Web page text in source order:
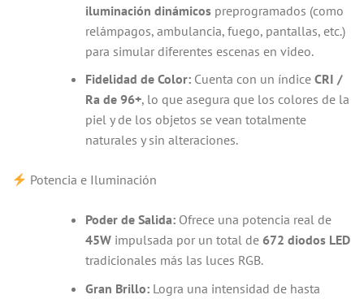
iluminación dinámicospreprogramados (como
relámpagos, ambulancia, fuego, pantallas, etc.)
para simular diferentes escenas en video.
Fidelidad de Color:Cuenta con un índice CRI /
Ra de 96+, lo que asegura que los colores de la
piel y de los objetos se vean totalmente
naturales y sin alteraciones.
Potencia e Iluminación
Poder de Salida:Ofrece una potencia real de
45Wimpulsada por un total de 672 diodos LED
tradicionales más las luces RGB.
Gran Brillo:Logra una intensidad de hasta